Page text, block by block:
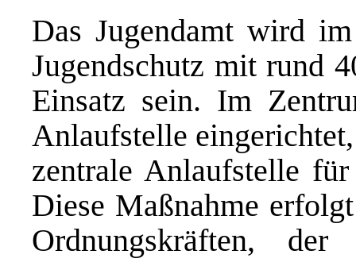
Das Jugendamt wird
Jugendschutz mit rund
Einsatz sein. Im
Anlaufstelle
zentrale Anlaufstelle
Diese Maßnahme
Ordnungskräften,